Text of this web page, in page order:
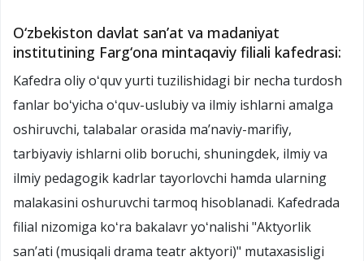
O‘zbekiston davlat sanʼat va madaniyat
institutining Farg‘ona mintaqaviy filiali kafedrasi:
Kafedra oliy oʻquv yurti tuzilishidagi bir necha turdosh
fanlar boʻyicha oʻquv-uslubiy va ilmiy ishlarni amalga
oshiruvchi, talabalar orasida maʼnaviy-marifiy,
tarbiyaviy ishlarni olib boruchi, shuningdek, ilmiy va
ilmiy pedagogik kadrlar tayorlovchi hamda ularning
malakasini oshuruvchi tarmoq hisoblanadi. Kafedrada
filial nizomiga koʻra bakalavr yoʻnalishi "Aktyorlik
sanʼati (musiqali drama teatr aktyori)" mutaxasisligi